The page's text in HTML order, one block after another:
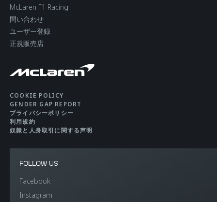
McLaren F1 Racing
問い合わせ
ユーザー登録
正規販売店
COOKIE POLICY
GENDER GAP REPORT
プライバシーポリシー
利用規約
奴隷と人身取引に関する声明
FOLLOW US
Facebook
Instagram